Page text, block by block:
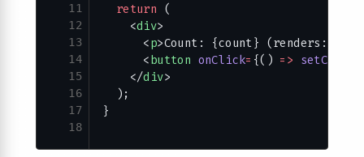
11
12
13
14
15
16
17
18
  return
(
    <
div>
      <
p>Count: {count} (renders:
      <
button onClick= {() => setCount
    </
div>
  );
}